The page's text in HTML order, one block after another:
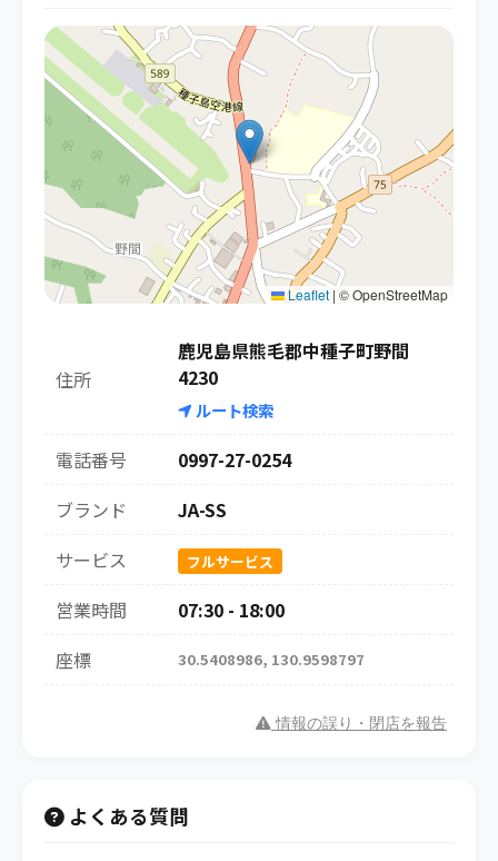
Leaflet | © OpenStreetMap
住所
鹿児島県熊毛郡中種子町野間
4230
ルート検索
電話番号
0997-27-0254
ブランド
JA-SS
サービス
フルサービス
営業時間
07:30 - 18:00
座標
30.5408986, 130.9598797
情報の誤り・閉店を報告
よくある質問